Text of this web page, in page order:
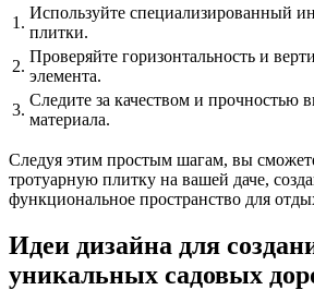
1.
Используйте специализированный
плитки.
2.
Проверяйте горизонтальность и
элемента.
3.
Следите за качеством и прочностью
материала.
Следуя этим простым шагам, вы
тротуарную плитку на вашей даче,
функциональное пространство для
Идеи дизайна для
уникальных садовых